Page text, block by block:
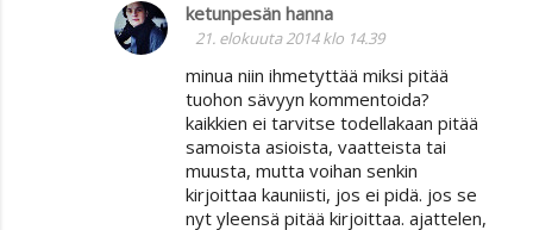
ketunpesän hanna
21. elokuuta 2014 klo 14.39
minua niin ihmetyttää miksi pitää
tuohon sävyyn kommentoida?
kaikkien ei tarvitse todellakaan pitää
samoista asioista, vaatteista tai
muusta, mutta voihan senkin
kirjoittaa kauniisti, jos ei pidä. jos se
nyt yleensä pitää kirjoittaa. ajattelen,